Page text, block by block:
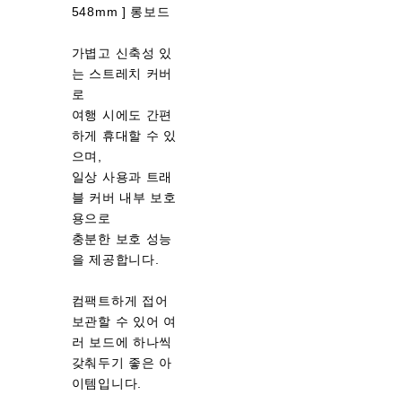
548mm ] 롱보드
가볍고 신축성 있
는 스트레치 커버
로
여행 시에도 간편
하게 휴대할 수 있
으며,
일상 사용과 트래
블 커버 내부 보호
용으로
충분한 보호 성능
을 제공합니다.
컴팩트하게 접어
보관할 수 있어 여
러 보드에 하나씩
갖춰두기 좋은 아
이템입니다.